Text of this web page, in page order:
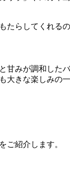
たらしてくれるの
みが調和した
大きな楽しみの一
ご紹介します。